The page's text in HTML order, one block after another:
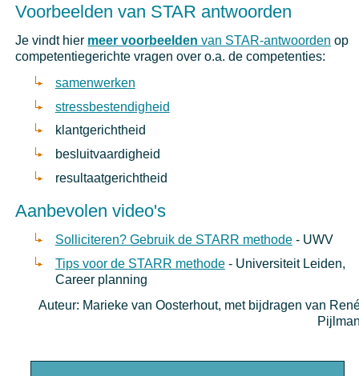
Voorbeelden van STAR antwoorden
Je vindt hier meer voorbeelden van STAR-antwoorden op
competentiegerichte vragen over o.a. de competenties:
samenwerken
stressbestendigheid
klantgerichtheid
besluitvaardigheid
resultaatgerichtheid
Aanbevolen video's
Solliciteren? Gebruik de STARR methode- UWV
Tips voor de STARR methode- Universiteit Leiden,
Career planning
Auteur: Marieke van Oosterhout, met bijdragen van